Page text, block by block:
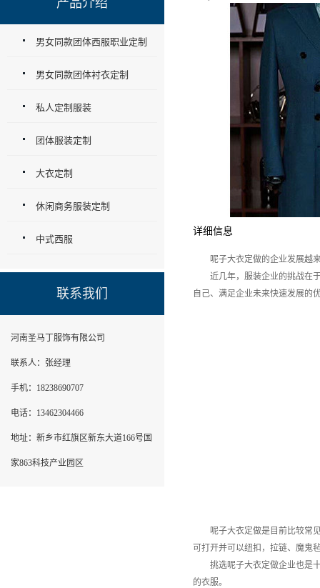
详细信息
呢子大衣定做的企业发展越来
近几年，服装企业的挑战在于
自己、满足企业未来快速发展的
呢子大衣定做是目前比较常见
可打开并可以纽扣，拉链、魔鬼
挑选呢子大衣定做企业也是十
的衣服。
产品介绍
男女同款团体西服职业定制
男女同款团体衬衣定制
私人定制服装
团体服装定制
大衣定制
休闲商务服装定制
中式西服
联系我们
河南圣马丁服饰有限公司
联系人：张经理
手机：18238690707
电话：13462304466
地址：新乡市红旗区新东大道166号国
家863科技产业园区